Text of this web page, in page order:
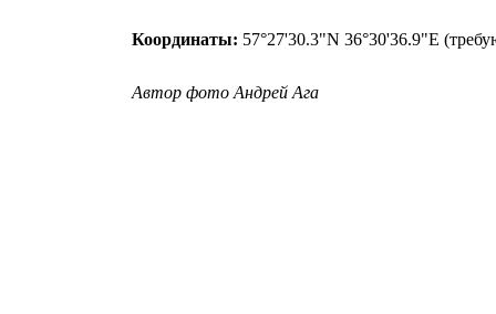
Координаты: 57°27'30.3"N 36°30'36.9"E
Автор фото Андрей Ага